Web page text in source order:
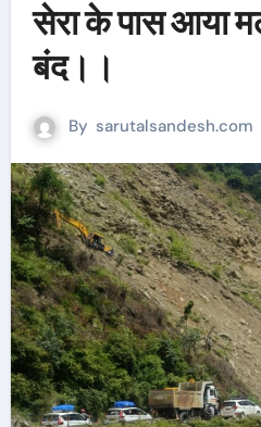
सेरा के पास आया
बंद।।
By sarutalsandesh.com